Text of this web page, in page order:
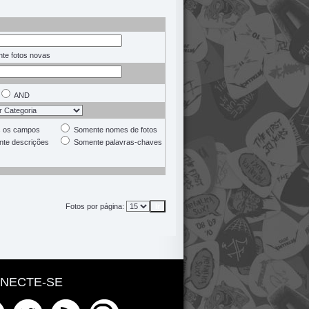
fotos novas
AND
os campos
Somente nomes de fotos
descrições
Somente palavras-chaves
Fotos por página:
SE